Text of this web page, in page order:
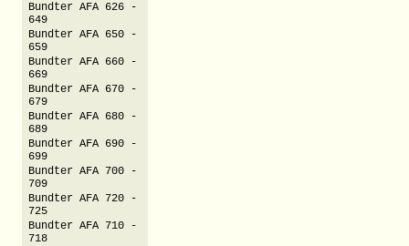
Bundter AFA 626 -
649
Bundter AFA 650 -
659
Bundter AFA 660 -
669
Bundter AFA 670 -
679
Bundter AFA 680 -
689
Bundter AFA 690 -
699
Bundter AFA 700 -
709
Bundter AFA 720 -
725
Bundter AFA 710 -
718